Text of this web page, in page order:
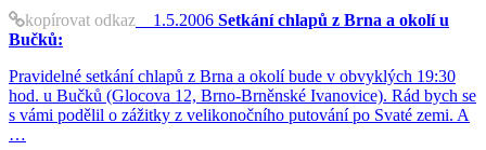
kopírovat odkaz 1.5.2006 Setkání chlapů z Brna a okolí u
Bučků:
Pravidelné setkání chlapů z Brna a okolí bude v obvyklých 19:30
hod. u Bučků (Glocova 12, Brno-Brněnské Ivanovice). Rád bych se
s vámi podělil o zážitky z velikonočního putování po Svaté zemi. A
…